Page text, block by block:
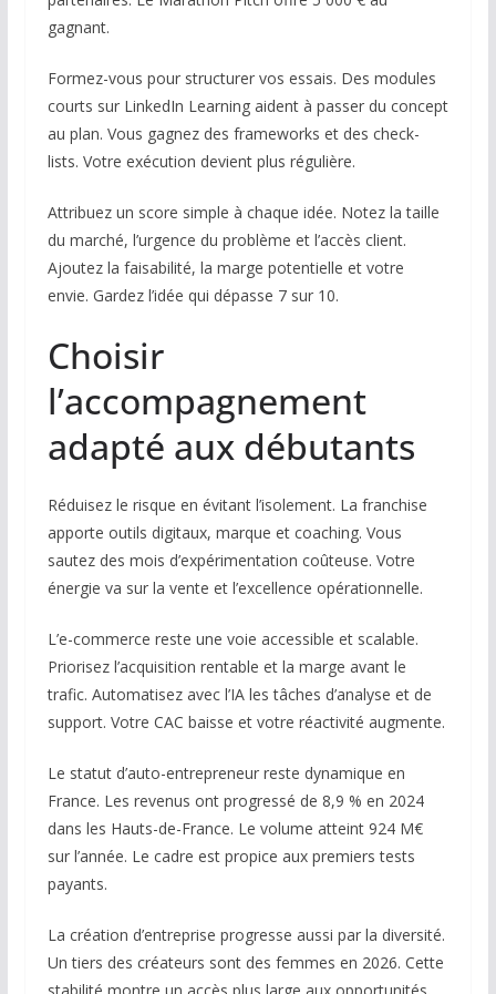
gagnant.
Formez-vous pour structurer vos essais. Des modules
courts sur LinkedIn Learning aident à passer du concept
au plan. Vous gagnez des frameworks et des check-
lists. Votre exécution devient plus régulière.
Attribuez un score simple à chaque idée. Notez la taille
du marché, l’urgence du problème et l’accès client.
Ajoutez la faisabilité, la marge potentielle et votre
envie. Gardez l’idée qui dépasse 7 sur 10.
Choisir
l’accompagnement
adapté aux débutants
Réduisez le risque en évitant l’isolement. La franchise
apporte outils digitaux, marque et coaching. Vous
sautez des mois d’expérimentation coûteuse. Votre
énergie va sur la vente et l’excellence opérationnelle.
L’e-commerce reste une voie accessible et scalable.
Priorisez l’acquisition rentable et la marge avant le
trafic. Automatisez avec l’IA les tâches d’analyse et de
support. Votre CAC baisse et votre réactivité augmente.
Le statut d’auto-entrepreneur reste dynamique en
France. Les revenus ont progressé de 8,9 % en 2024
dans les Hauts-de-France. Le volume atteint 924 M€
sur l’année. Le cadre est propice aux premiers tests
payants.
La création d’entreprise progresse aussi par la diversité.
Un tiers des créateurs sont des femmes en 2026. Cette